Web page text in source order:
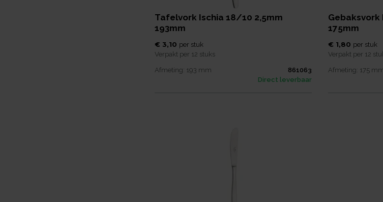
Tafelvork Ischia 18/10 2,5mm
193mm
€ 3,10 per stuk
Verpakt per 12 stuks
Afmeting: 193 mm
861063
Direct leverbaar
Gebaksvork
175mm
€ 1,80 per stuk
Verpakt per 12
Afmeting: 175